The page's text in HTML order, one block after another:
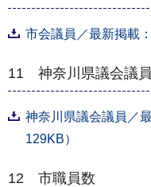
市会議員／最新掲載
11 神奈川県議会議員
神奈川県議会議員／
129KB）
12 市職員数